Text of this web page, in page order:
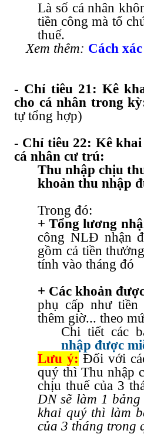
Là số cá nhân
tiền công mà tổ
thuế.
Xem thêm: Cách
- Chỉ tiêu 21: Kê
cho cá nhân trong
tự tổng hợp)
- Chỉ tiêu 22: Kê
cá nhân cư trú:
Thu nhập chịu
khoản thu nhập
Trong đó:
+ Tổng lương
công NLĐ nhận
gồm cả tiền
tính vào tháng đó
+ Các khoản
phụ cấp như
thêm giờ... theo
Chi tiết các
nhập được
Lưu ý: Đối với
quý thì Thu nhập
chịu thuế của 3
DN sẽ làm 1
khai quý thì làm
của 3 tháng trong